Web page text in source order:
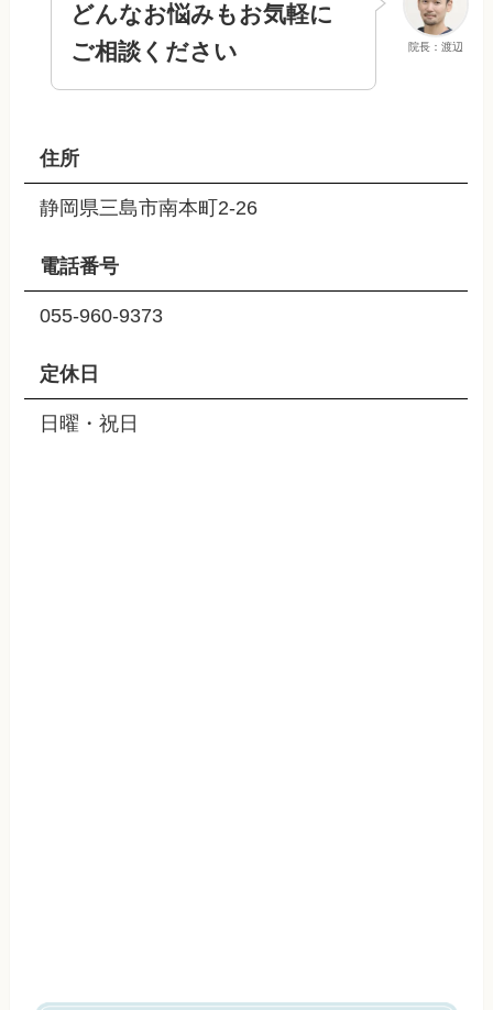
院長：渡辺
どんなお悩みもお気軽に
ご相談ください
住所
静岡県三島市南本町2-26
電話番号
055-960-9373
定休日
日曜・祝日